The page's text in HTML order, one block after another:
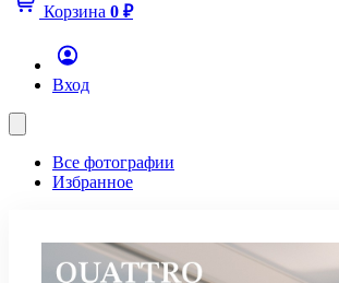
Корзина 0 ₽
Вход
Все фотографии
Избранное